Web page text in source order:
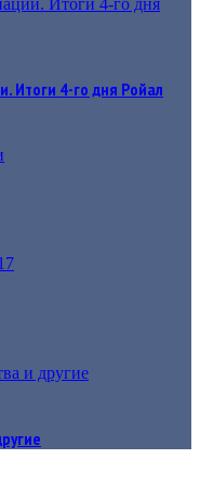
Итоги 4-го дня Ройал